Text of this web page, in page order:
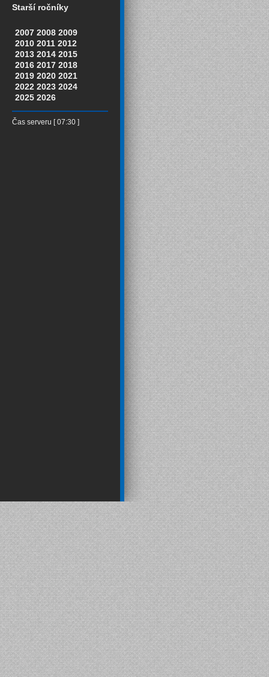
Starší ročníky
2007 2008 2009
2010 2011 2012
2013 2014 2015
2016 2017 2018
2019 2020 2021
2022 2023 2024
2025 2026
Čas serveru [ 07:30 ]